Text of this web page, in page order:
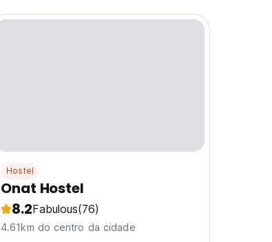
Hostel
Onat Hostel
8.2Fabulous(76)
4.61km do centro da cidade